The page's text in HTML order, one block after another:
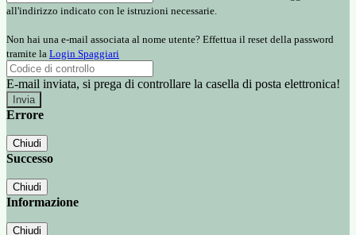
all'indirizzo indicato con le istruzioni necessarie.
Non hai una e-mail associata al nome utente? Effettua il reset della password
tramite la Login Spaggiari
E-mail inviata, si prega di controllare la casella di posta elettronica!
Errore
Chiudi
Successo
Chiudi
Informazione
Chiudi